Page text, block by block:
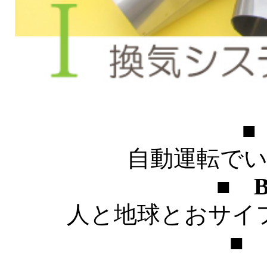
自動運転でい
■
人と地球とおサ
■